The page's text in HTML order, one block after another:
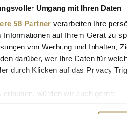
Umgang mit Ihren Daten
58 Partner verarbeiten Ihre
Informationen auf Ihrem Gerät zu
von Werbung und Inhalten,
darüber, wer Ihre Daten für
durch Klicken auf das Privacy
erlauben, würden wir auch gerne: